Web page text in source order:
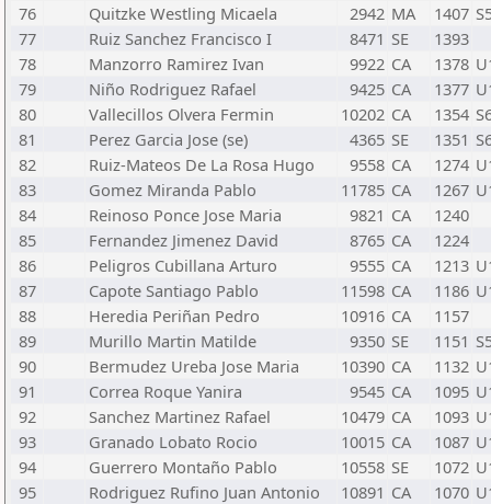
76
Quitzke Westling Micaela 2942 MA 1407
77
Ruiz Sanchez Francisco I 8471 SE
1393
78
Manzorro Ramirez Ivan 9922 CA 1378
79
Niño Rodriguez Rafael 9425 CA 1377
80
Vallecillos Olvera Fermin 10202 CA 1354
81
Perez Garcia Jose (se) 4365 SE 1351
82
Ruiz-Mateos De La Rosa Hugo 9558 CA 1274
83
Gomez Miranda Pablo 11785 CA 1267
84
Reinoso Ponce Jose Maria 9821 CA
1240
85
Fernandez Jimenez David 8765 CA
1224
86
Peligros Cubillana Arturo 9555 CA 1213
87
Capote Santiago Pablo 11598 CA 1186
88
Heredia Periñan Pedro 10916 CA
1157
89
Murillo Martin Matilde 9350 SE 1151
90
Bermudez Ureba Jose Maria 10390 CA 1132
91
Correa Roque Yanira 9545 CA 1095
92
Sanchez Martinez Rafael 10479 CA 1093
93
Granado Lobato Rocio 10015 CA 1087
94
Guerrero Montaño Pablo 10558 SE 1072
95
Rodriguez Rufino Juan Antonio 10891 CA 1070